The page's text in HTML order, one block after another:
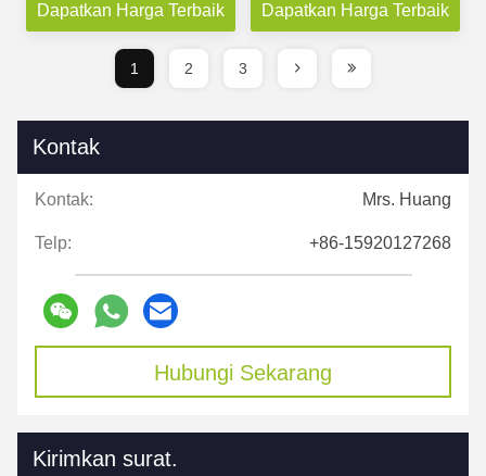
Dapatkan Harga Terbaik
Dapatkan Harga Terbaik
1 2 3
Kontak
Kontak: Mrs. Huang
Telp: +86-15920127268
Hubungi Sekarang
Kirimkan surat.